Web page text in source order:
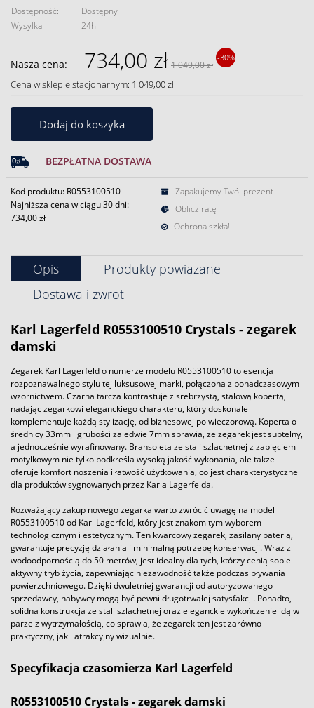
Dostępność:
Dostępny
Wysyłka
24h
Nasza cena: 734,00 zł 1 049,00 zł
-30%
Cena w sklepie stacjonarnym: 1 049,00 zł
Dodaj do koszyka
BEZPŁATNA DOSTAWA
Kod produktu: R0553100510
Najniższa cena w ciągu 30 dni:
734,00 zł
Zapakujemy Twój prezent
Oblicz ratę
Ochrona szkła!
Opis
Produkty powiązane
Dostawa i zwrot
Karl Lagerfeld R0553100510 Crystals - zegarek
damski
Zegarek Karl Lagerfeld o numerze modelu R0553100510 to esencja
rozpoznawalnego stylu tej luksusowej marki, połączona z ponadczasowym
wzornictwem. Czarna tarcza kontrastuje z srebrzystą, stalową kopertą,
nadając zegarkowi eleganckiego charakteru, który doskonale
komplementuje każdą stylizację, od biznesowej po wieczorową. Koperta o
średnicy 33mm i grubości zaledwie 7mm sprawia, że zegarek jest subtelny,
a jednocześnie wyrafinowany. Bransoleta ze stali szlachetnej z zapięciem
motylkowym nie tylko podkreśla wysoką jakość wykonania, ale także
oferuje komfort noszenia i łatwość użytkowania, co jest charakterystyczne
dla produktów sygnowanych przez Karla Lagerfelda.
Rozważający zakup nowego zegarka warto zwrócić uwagę na model
R0553100510 od Karl Lagerfeld, który jest znakomitym wyborem
technologicznym i estetycznym. Ten kwarcowy zegarek, zasilany baterią,
gwarantuje precyzję działania i minimalną potrzebę konserwacji. Wraz z
wodoodpornością do 50 metrów, jest idealny dla tych, którzy cenią sobie
aktywny tryb życia, zapewniając niezawodność także podczas pływania
powierzchniowego. Dzięki dwuletniej gwarancji od autoryzowanego
sprzedawcy, nabywcy mogą być pewni długotrwałej satysfakcji. Ponadto,
solidna konstrukcja ze stali szlachetnej oraz eleganckie wykończenie idą w
parze z wytrzymałością, co sprawia, że zegarek ten jest zarówno
praktyczny, jak i atrakcyjny wizualnie.
Specyfikacja czasomierza Karl Lagerfeld
R0553100510 Crystals - zegarek damski